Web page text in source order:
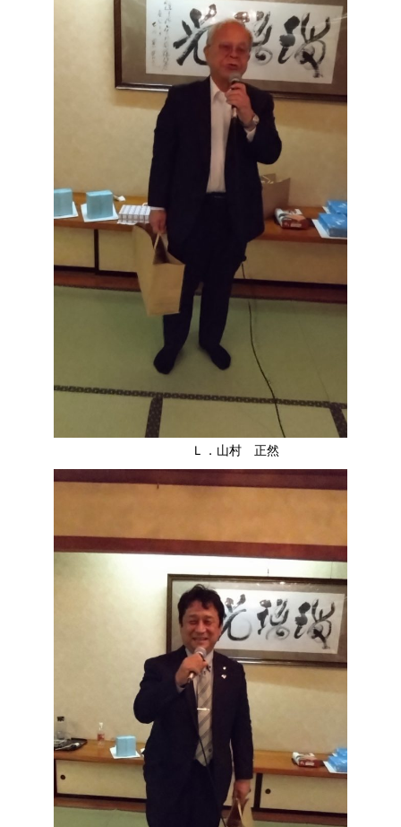
Ｌ．山村 正然